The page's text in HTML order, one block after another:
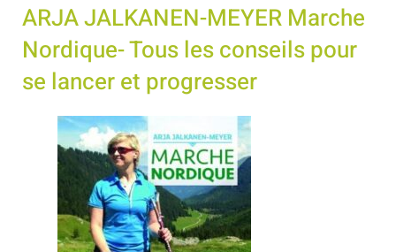
ARJA JALKANEN-MEYER Marche
Nordique- Tous les conseils pour
se lancer et progresser